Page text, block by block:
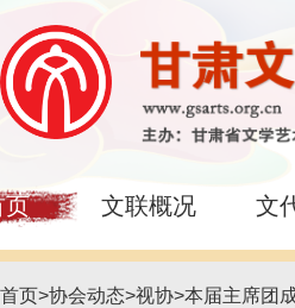
页 文联概况 文
首页>协会动态>视协>本届主席团